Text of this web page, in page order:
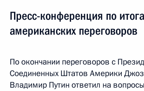
Пресс-конференция по
американских переговоров
По окончании переговоров с
Соединенных Штатов Америки
Владимир Путин ответил на